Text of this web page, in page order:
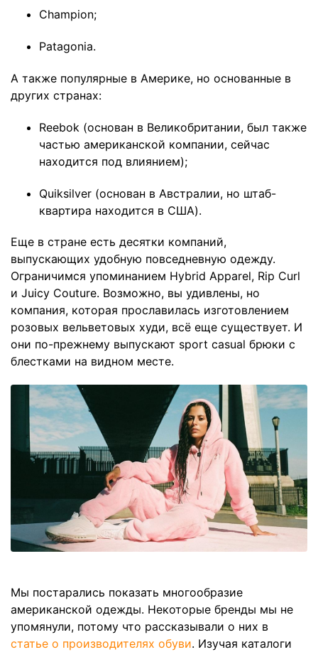
Champion;
Patagonia.
А также популярные в Америке, но основанные в
других странах:
Reebok (основан в Великобритании, был также
частью американской компании, сейчас
находится под влиянием);
Quiksilver (основан в Австралии, но штаб-
квартира находится в США).
Еще в стране есть десятки компаний,
выпускающих удобную повседневную одежду.
Ограничимся упоминанием Hybrid Apparel, Rip Curl
и Juicy Couture. Возможно, вы удивлены, но
компания, которая прославилась изготовлением
розовых вельветовых худи, всё еще существует. И
они по-прежнему выпускают sport casual брюки с
блестками на видном месте.
Мы постарались показать многообразие
американской одежды. Некоторые бренды мы не
упомянули, потому что рассказывали о них в
статье о производителях обуви. Изучая каталоги